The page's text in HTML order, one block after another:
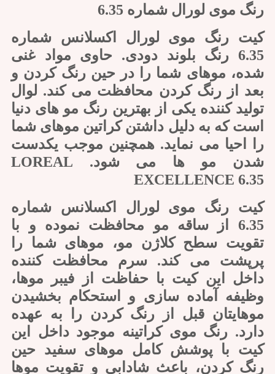
رنگ موی لورال شماره 6.35
کیت رنگ موی لورال اکسلانس شماره
6.35 رنگ بلوند دودی. حاوی مواد غنی
شده، موهای شما را در حین رنگ کردن و
بعد از رنگ کردن محافظت می کند. لوال
تولید کننده یکی از بهترین رنگ مو های دنیا
است که به دلیل داشتن کراتین موهای شما
را احیا می نماید. همچنین موجب یکدست
شدن مو ها می شود. LOREAL
EXCELLENCE 6.35
کیت رنگ موی لورال اکسلانس شماره
6.35 از ساقه مو محافظت نموده و با
تقویت سطح کلاژن مو، موهای شما را
پرپشت می کند. سرم محافظت کننده
داخل این کیت با حفاظت از فیبر موها،
وظیفه آماده سازی و استحکام بخشیدن
موهایتان قبل از رنگ کردن را به عهده
دارد. رنگ موی کراتینه موجود داخل این
کیت با پوشش کامل موهای سفید حین
رنگ کردن، باعث شادابی و تقویت موها